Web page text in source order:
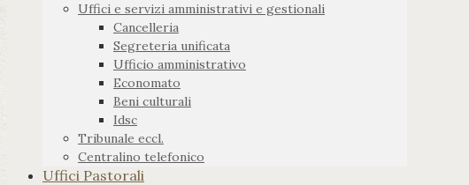
Uffici e servizi amministrativi e gestionali
Cancelleria
Segreteria unificata
Ufficio amministrativo
Economato
Beni culturali
Idsc
Tribunale eccl.
Centralino telefonico
Uffici Pastorali